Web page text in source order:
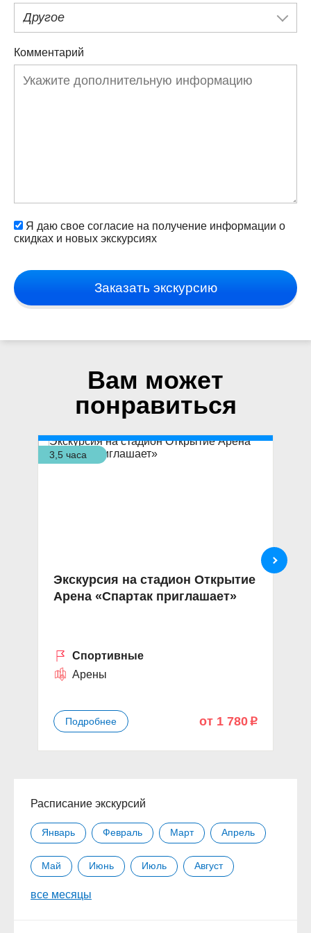
Другое
Комментарий
Я даю свое согласие на получение информации о
скидках и новых экскурсиях
Заказать экскурсию
Вам может
понравиться
3,5 часа
Экскурсия на стадион Открытие
Арена «Спартак приглашает»
Спортивные
Арены
Подробнее от 1 780 p
Расписание экскурсий
Январь Февраль Март Апрель
Май Июнь Июль Август
Сентябрь
все месяцы